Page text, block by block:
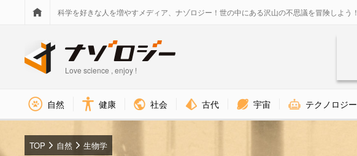
科学を好きな人を増やすメディア、ナゾロジー！世の中にある沢山の不思議を冒険しよう！
Love science , enjoy !
自然 健康 社会 古代 宇宙 テクノロジー
TOP 自然 生物学